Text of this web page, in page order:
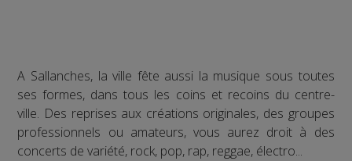
A Sallanches, la ville fête aussi la musique sous toutes
ses formes, dans tous les coins et recoins du centre-
ville. Des reprises aux créations originales, des groupes
professionnels ou amateurs, vous aurez droit à des
concerts de variété, rock, pop, rap, reggae, électro...